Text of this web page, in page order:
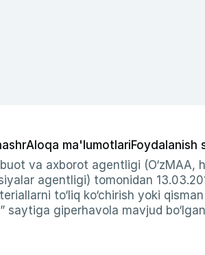
Aloqa ma'lumotlariFoydalanish
va axborot agentligi
agentligi) tomonidan
to‘liq ko‘chirish yoki
saytiga giperhavola mavjud